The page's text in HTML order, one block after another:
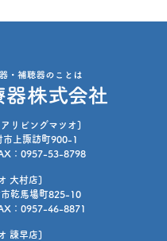
リビングマツオ]
市上諏訪町900-1
：0957-53-8798
大村店]
乾馬場町825-10
：0957-46-8871
諫早店]